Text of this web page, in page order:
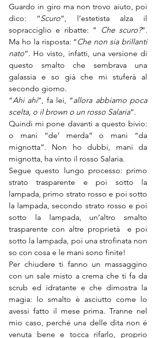
Guardo in giro ma non trovo aiuto, poi
dico: “Scuro“, l’estetista alza il
sopracciglio e ribatte: ”
Che scuro?“.
Ma ho la risposta: “Che non sia brillanti
nato”. Ho visto, infatti, una versione di
questo smalto che sembrava una
galassia e so già che mi stuferà al
secondo giorno.
“Ahi ahi”, fa lei, “allora abbiamo poca
scelta, o il brown o un rosso Salaria”.
Quindi mi pone davanti a questo bivio:
o mani “de’ merda” o mani “da
mignotta”. Non ho dubbi, mani da
mignotta, ha vinto il rosso Salaria.
Segue questo lungo processo: primo
strato trasparente e poi sotto la
lampada, primo strato rosso e poi sotto
la lampada, secondo strato rosso e poi
sotto la lampada, un’altro smalto
trasparente con altre proprietà  e poi
sotto la lampada, poi una strofinata non
so con cosa e le mani sono finite!
Per chiudere ti fanno un massaggino
con un sale misto a crema che ti fa da
scrub ed idratante e che dimostra la
magia: lo smalto è asciutto come lo
avessi fatto il mese prima. Tranne nel
mio caso, perché una delle dita non é
venuta bene e tocca rifarlo, proprio